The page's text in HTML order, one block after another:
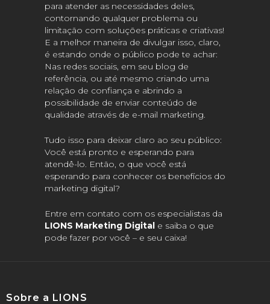
para atender as necessidades deles,
contornando qualquer problema ou
limitação com soluções práticas e criativas!
E a melhor maneira de divulgar isso, claro,
é estando onde o público pode te achar:
Nas redes sociais, em seu blog de
referência, ou até mesmo criando uma
relação de confiança e abrindo a
possibilidade de enviar conteúdo de
qualidade através de e-mail marketing.
Tudo isso para deixar claro ao seu público:
Você está pronto e esperando para
atendê-lo. Então, o que você está
esperando para conhecer os benefícios do
marketing digital?
Entre em contato com os especialistas da
LIONS Marketing Digital e saiba o que
pode fazer por você – e seu caixa!
Sobre a LIONS